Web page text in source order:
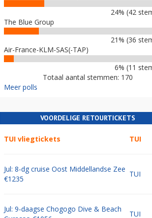
24% (42
The Blue Group
21% (36
Air-France-KLM-SAS(-TAP)
6% (11
Totaal aantal stemmen: 170
Meer polls
VOORDELIGE RETOURTICKETS
TUI vliegtickets TUI
Jul: 8-dg cruise Oost Middellandse Zee
€1235
TUI
Jul: 9-daagse Chogogo Dive & Beach
TUI